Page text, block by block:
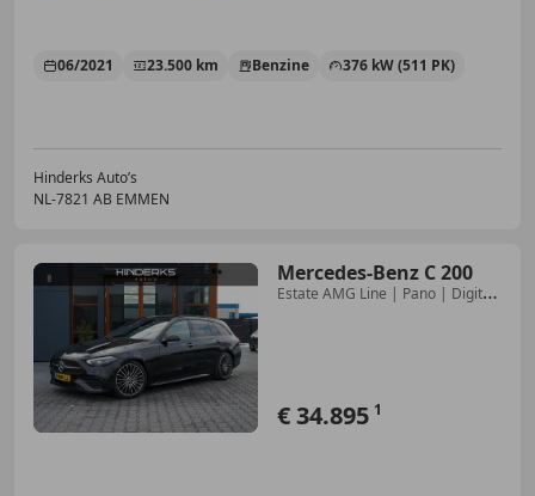
06/2021 23.500 km Benzine 376 kW (511 PK)
Hinderks Auto’s
NL-7821 AB EMMEN
Mercedes-Benz C 200
Estate AMG Line | Pano | Digital
€ 34.895 1